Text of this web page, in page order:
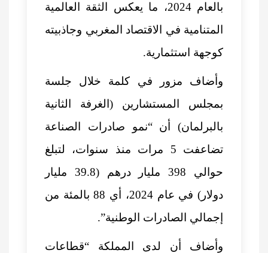
بالعام 2024، ما يعكس الثقة العالمية
المتنامية في الاقتصاد المغربي وجاذبيته
كوجهة استثمارية.
وأضاف مزور في كلمة خلال جلسة
بمجلس المستشارين (الغرفة الثانية
بالبرلمان) أن “نمو صادرات الصناعة
تضاعفت 5 مرات منذ سنوات، لتبلغ
حوالي 398 مليار درهم (39.8 مليار
دولار) في عام 2024، أي 88 بالمئة من
إجمالي الصادرات الوطنية”.
وأضاف أن لدى المملكة “قطاعات